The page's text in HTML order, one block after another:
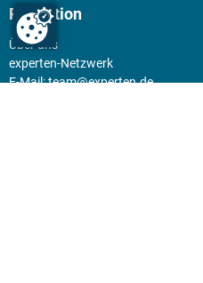
Redaktion
Über uns
experten-Netzwerk
E-Mail:team@experten.de